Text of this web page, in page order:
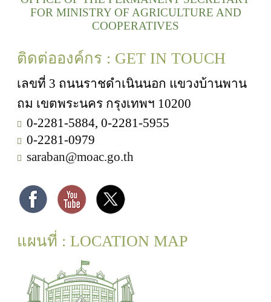
FOR MINISTRY OF AGRICULTURE AND
COOPERATIVES
ติดต่อองค์กร : GET IN TOUCH
เลขที่ 3 ถนนราชดำเนินนอก แขวงบ้านพาน
ถม เขตพระนคร กรุงเทพฯ 10200
0-2281-5884, 0-2281-5955
0-2281-0979
saraban@moac.go.th
แผนที่ : LOCATION MAP